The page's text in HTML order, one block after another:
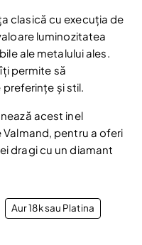
clasică cu execuția de
luminozitatea
ale metalului ales.
permite să
și stil.
acest inel
pentru a oferi
dragi cu un diamant
Aur 18k sau Platina